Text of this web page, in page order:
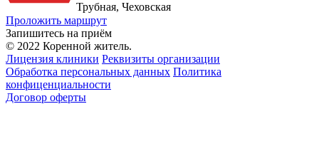
Трубная, Чеховская
Проложить маршрут
Запишитесь на приём
© 2022 Коренной житель.
Лицензия клиники Реквизиты организации
Обработка персональных данных Политика
конфиценциальности
Договор оферты